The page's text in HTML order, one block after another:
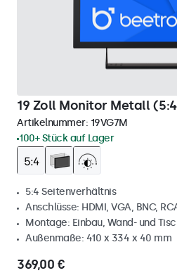
19 Zoll Monitor Metall
Artikelnummer: 19VG7M
100+ Stück auf Lager
5:4 Seitenverhältnis
Anschlüsse: HDMI, VGA, BNC,
Montage: Einbau, Wand- und
Außenmaße: 410 x 334 x 40 mm
369,00 €